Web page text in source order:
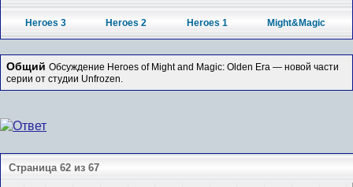
Heroes 3 Heroes 2 Heroes 1 Might&Magic
Общий Обсуждение Heroes of Might and Magic: Olden Era — новой части
серии от студии Unfrozen.
Страница 62 из 67